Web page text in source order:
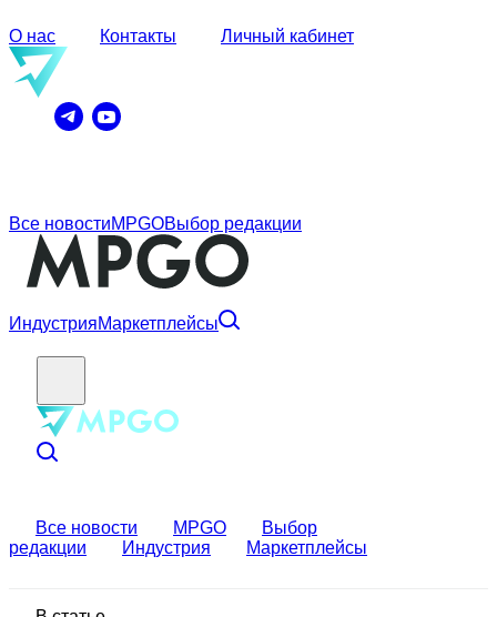
О нас Контакты Личный кабинет
Все новостиMPGOВыбор редакции
ИндустрияМаркетплейсы
Все новости MPGO
Выбор
редакции
Индустрия Маркетплейсы